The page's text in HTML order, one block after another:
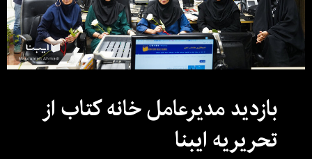
بازدید مدیرعامل خانه کتاب از
تحریریه ایبنا